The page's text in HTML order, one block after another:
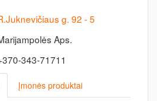
g. 92 - 5
Aps.
343-71711
Įmonės produktai